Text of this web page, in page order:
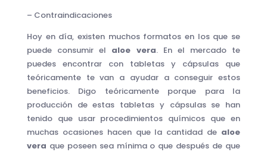
– Contraindicaciones
Hoy en día, existen muchos formatos en los que se
puede consumir el aloe vera. En el mercado te
puedes encontrar con tabletas y cápsulas que
teóricamente te van a ayudar a conseguir estos
beneficios. Digo teóricamente porque para la
producción de estas tabletas y cápsulas se han
tenido que usar procedimientos químicos que en
muchas ocasiones hacen que la cantidad de aloe
vera que poseen sea mínima o que después de que